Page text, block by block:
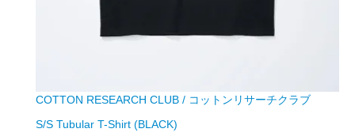
COTTON RESEARCH CLUB / コットンリサーチクラブ
S/S Tubular T-Shirt (BLACK)